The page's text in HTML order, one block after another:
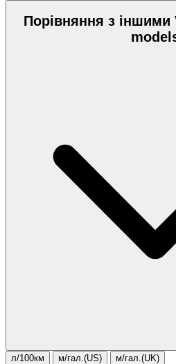
Порівняння з
л/100км м/гал.(US) м/гал.(UK)